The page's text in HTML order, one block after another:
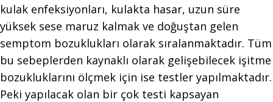
kulak enfeksiyonları, kulakta hasar, uzun süre
yüksek sese maruz kalmak ve doğuştan gelen
semptom bozuklukları olarak sıralanmaktadır. Tüm
bu sebeplerden kaynaklı olarak gelişebilecek işitme
bozukluklarını ölçmek için ise testler yapılmaktadır.
Peki yapılacak olan bir çok testi kapsayan